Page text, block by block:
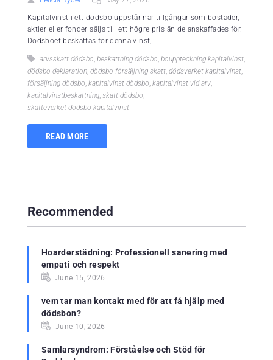
Kapitalvinst i ett dödsbo uppstår när tillgångar som bostäder,
aktier eller fonder säljs till ett högre pris än de anskaffades för.
Dödsboet beskattas för denna vinst,...
arvsskatt dödsbo, beskattning dödsbo, bouppteckning kapitalvinst,
dödsbo deklaration, dödsbo försäljning skatt, dödsverket kapitalvinst,
försäljning dödsbo, kapitalvinst dödsbo, kapitalvinst vid arv,
kapitalvinstbeskattning, skatt dödsbo,
skatteverket dödsbo kapitalvinst
READ MORE
Recommended
Hoarderstädning: Professionell sanering med
empati och respekt
June 15, 2026
vem tar man kontakt med för att få hjälp med
dödsbon?
June 10, 2026
Samlarsyndrom: Förståelse och Stöd för